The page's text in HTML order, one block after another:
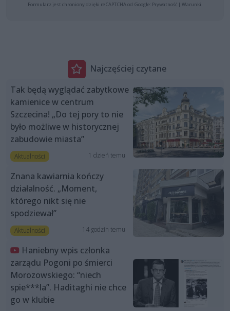
Formularz jest chroniony dzięki reCAPTCHA od Google: Prywatność | Warunki
Najczęściej czytane
Tak będą wyglądać zabytkowe
kamienice w centrum
Szczecina! „Do tej pory to nie
było możliwe w historycznej
zabudowie miasta”
Aktualności 1 dzień temu
Znana kawiarnia kończy
działalność. „Moment,
którego nikt się nie
spodziewał”
Aktualności 14 godzin temu
Haniebny wpis członka
zarządu Pogoni po śmierci
Morozowskiego: “niech
spie***la”. Haditaghi nie chce
go w klubie